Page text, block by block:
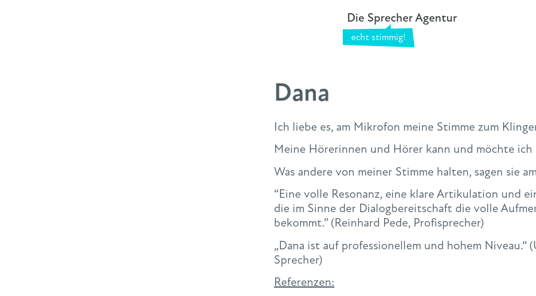
Die Sprecher Agentur
Dana
Ich liebe es, am Mikrofon meine Stimme zum
Meine Hörerinnen und Hörer kann und möchte
Was andere von meiner Stimme halten, sagen sie
“Eine volle Resonanz, eine klare Artikulation und
die im Sinne der Dialogbereitschaft die volle
bekommt.” (Reinhard Pede, Profisprecher)
„Dana ist auf professionellem und hohem Niveau.“
Sprecher)
Referenzen: